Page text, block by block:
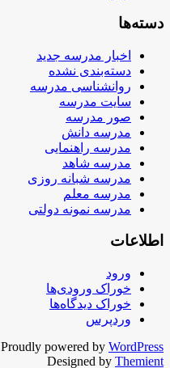
دسته‌ها
اخبار مدرسه جدید
دسته‌بندی نشده
روانشناسی مدرسه
سایت مدرسه
صور مدرسه
مدرسه دانش
مدرسه راهنمایی
مدرسه شاهد
مدرسه شبانه روزی
مدرسه معلم
مدرسه نمونه دولتی
اطلاعات
ورود
خوراک ورودی‌ها
خوراک دیدگاه‌ها
وردپرس
Proudly powered by WordPress
Designed by Themient